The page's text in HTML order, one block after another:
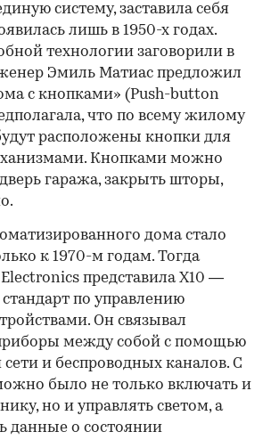
/ 00:00
систему, заставила себя
лишь в 1950-х годах.
технологии заговорили в
Эмиль Матиас предложил
с кнопками» (Push-button
что по всему жилому
расположены кнопки для
Кнопками можно
гаража, закрыть шторы,
дома стало
к 1970-м годам. Тогда
представила Х10 —
по управлению
Он связывал
между собой с помощью
сети и беспроводных каналов. С
было не только включать и
но и управлять светом, а
данные о состоянии